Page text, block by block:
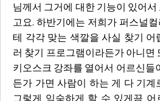
님께서 그거에 대한 기능이 있어
고요. 하반기에는 저희가 퍼스널
테 각각 맞는 색깔을 사실 찾기 어
러 찾기 프로그램이라든가 아니면
키오스크 강좌를 열어서 어르신들
든가 가면 사람이 하는 게 다 기계
그렇게 익숙하게 할 수 있게끔 어